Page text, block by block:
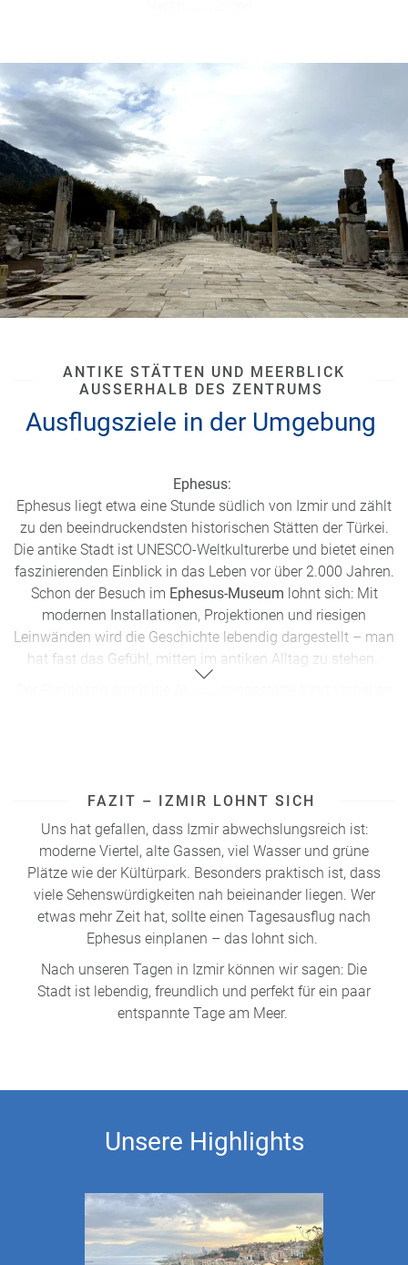
Alaçatı Ot Festivali (Kräuterfestival)
statt. Dabei dreht sich
alles um regionale Kräuter, traditionelle Gerichte und die
Kultur der Ägäis. Es wird gekocht, probiert, verkauft und
gefeiert. Auch viele Menschen aus Izmir fahren an diesem
Wochenende dorthin. Wenn man zu dieser Zeit in der
Region ist, sollte man das Festival nicht verpassen.
ANTIKE STÄTTEN UND MEERBLICK
AUSSERHALB DES ZENTRUMS
Ausflugsziele in der Umgebung
Ephesus:
Ephesus liegt etwa eine Stunde südlich von Izmir und zählt
zu den beeindruckendsten historischen Stätten der Türkei.
Die antike Stadt ist UNESCO-Weltkulturerbe und bietet einen
faszinierenden Einblick in das Leben vor über 2.000 Jahren.
Schon der Besuch im Ephesus-Museum lohnt sich: Mit
modernen Installationen, Projektionen und riesigen
Leinwänden wird die Geschichte lebendig dargestellt – man
hat fast das Gefühl, mitten im antiken Alltag zu stehen.
der Celsus-Bibliothek bis zu den Torbögen der alten
Stadtmauer.
Ein echtes Highlight ist dasTheater von Ephesus– eines
der größten seiner Zeit, mit Platz für rund 24.000
Zuschauer.
Tempel der Artemis & Marienkirche:
Wer etwas mehr Zeit hat, sollte einen kurzen Abstecher zum
Tempel der Artemismachen, der einst zu den sieben
Weltwundern der Antike gehörte. Auch dieMarienkirche,
wenige Minuten entfernt, ist einen Besuch wert.
FAZIT – IZMIR LOHNT SICH
Uns hat gefallen, dass Izmir abwechslungsreich ist:
moderne Viertel, alte Gassen, viel Wasser und grüne
Plätze wie der Kültürpark. Besonders praktisch ist, dass
viele Sehenswürdigkeiten nah beieinander liegen. Wer
etwas mehr Zeit hat, sollte einen Tagesausflug nach
Ephesus einplanen – das lohnt sich.
Nach unseren Tagen in Izmir können wir sagen: Die
Stadt ist lebendig, freundlich und perfekt für ein paar
entspannte Tage am Meer.
Unsere Highlights